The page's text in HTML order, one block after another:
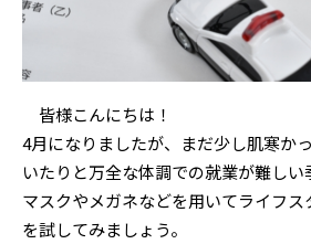
皆様こんにちは！
4月になりましたが、まだ少し肌寒か
いたりと万全な体調での就業が難しい
マスクやメガネなどを用いてライフ
を試してみましょう。